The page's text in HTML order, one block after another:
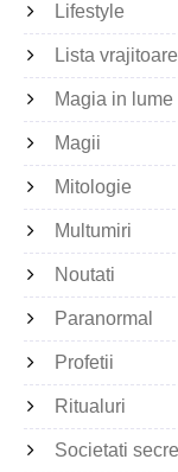
Lifestyle
Lista
Magia in lume
Magii
Mitologie
Multumiri
Noutati
Paranormal
Profetii
Ritualuri
Societati